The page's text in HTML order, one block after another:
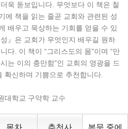
욱 돋보입니다. 무엇보다 이 책은 철
에 책을 읽는 줄곧 교회와 관련된 성
배우고 묵상하는 기회를 얻을 수 있
』은 교회가 무엇인지 배우길 원하
다. 이 책이 “그리스도의 몸”이며 “만
는 이의 충만함”인 교회의 영광을 드
확신하며 기쁨으로 추천합니다.
대학교 구약학 교수